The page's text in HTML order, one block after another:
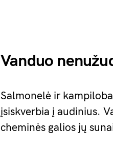
Vanduo
Salmonelė ir
įsiskverbia į audinius.
cheminės galios jų